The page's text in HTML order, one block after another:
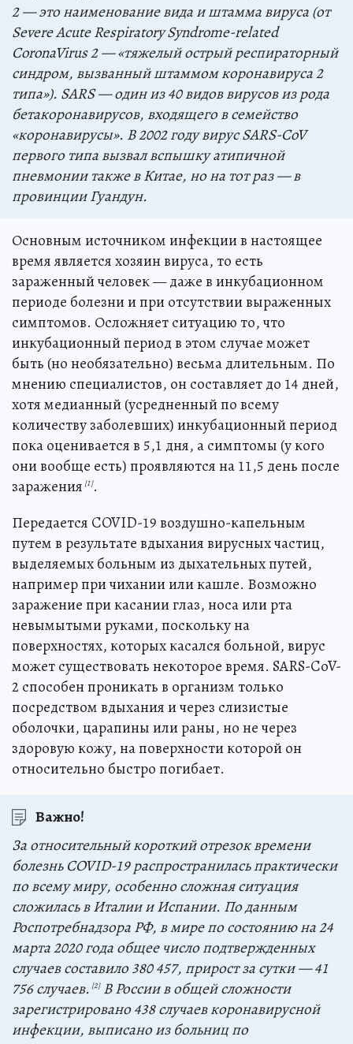
2 — это наименование вида и штамма вируса (от
Severe Acute Respiratory Syndrome-related
CoronaVirus 2 — «тяжелый острый респираторный
синдром, вызванный штаммом коронавируса 2
типа»). SARS — один из 40 видов вирусов из рода
бетакоронавирусов, входящего в семейство
«коронавирусы». В 2002 году вирус SARS-CoV
первого типа вызвал вспышку атипичной
пневмонии также в Китае, но на тот раз — в
провинции Гуандун.
Основным источником инфекции в настоящее
время является хозяин вируса, то есть
зараженный человек — даже в инкубационном
периоде болезни и при отсутствии выраженных
симптомов. Осложняет ситуацию то, что
инкубационный период в этом случае может
быть (но необязательно) весьма длительным. По
мнению специалистов, он составляет до 14 дней,
хотя медианный (усредненный по всему
количеству заболевших) инкубационный период
пока оценивается в 5,1 дня, а симптомы (у кого
они вообще есть) проявляются на 11,5 день после
заражения [1].
Передается COVID-19 воздушно-капельным
путем в результате вдыхания вирусных частиц,
выделяемых больным из дыхательных путей,
например при чихании или кашле. Возможно
заражение при касании глаз, носа или рта
невымытыми руками, поскольку на
поверхностях, которых касался больной, вирус
может существовать некоторое время. SARS-CoV-
2 способен проникать в организм только
посредством вдыхания и через слизистые
оболочки, царапины или раны, но не через
здоровую кожу, на поверхности которой он
относительно быстро погибает.
Важно!
За относительный короткий отрезок времени
болезнь COVID-19 распространилась практически
по всему миру, особенно сложная ситуация
сложилась в Италии и Испании. По данным
Роспотребнадзора РФ, в мире по состоянию на 24
марта 2020 года общее число подтвержденных
случаев составило 380 457, прирост за сутки — 41
756 случаев. [2] В России в общей сложности
зарегистрировано 438 случаев коронавирусной
инфекции, выписано из больниц по